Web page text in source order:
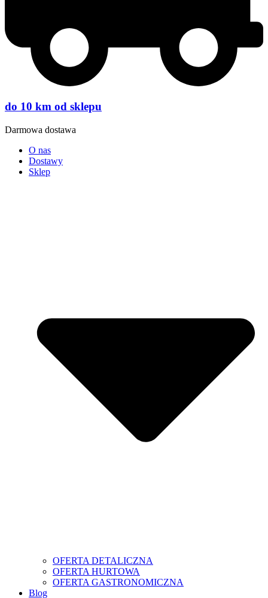
do 10 km od sklepu
Darmowa dostawa
O nas
Dostawy
Sklep
OFERTA DETALICZNA
OFERTA HURTOWA
OFERTA GASTRONOMICZNA
Blog